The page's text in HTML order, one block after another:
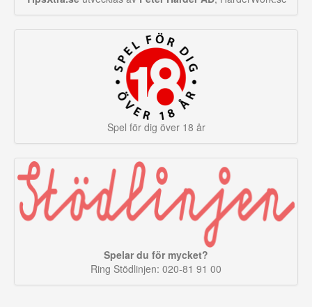
Spel för dig över 18 år
Spelar du för mycket?
Ring Stödlinjen: 020-81 91 00